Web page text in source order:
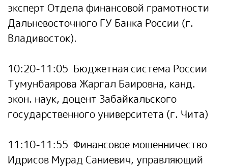
эксперт Отдела финансовой грамотности
Дальневосточного ГУ Банка России (г.
Владивосток).
10:20-11:05 Бюджетная система России
Тумунбаярова Жаргал Баировна, канд.
экон. наук, доцент Забайкальского
государственного университета (г. Чита)
11:10-11:55 Финансовое мошенничество
Идрисов Мурад Саниевич, управляющий